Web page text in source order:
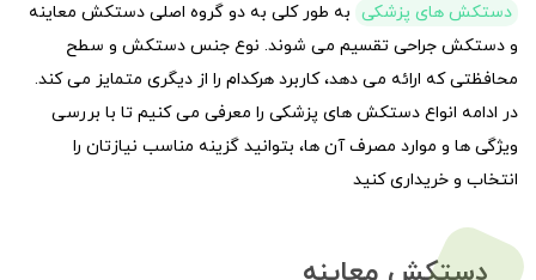
دستکش های پزشکی به طور کلی به دو گروه اصلی دستکش معاینه
و دستکش جراحی تقسیم می شوند. نوع جنس دستکش و سطح
محافظتی که ارائه می دهد، کاربرد هرکدام را از دیگری متمایز می کند.
در ادامه انواع دستکش های پزشکی را معرفی می کنیم تا با بررسی
ویژگی ها و موارد مصرف آن ها، بتوانید گزینه مناسب نیازتان را
انتخاب و خریداری کنید